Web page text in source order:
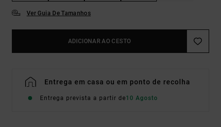
Ver Guia De Tamanhos
ADICIONAR AO CESTO
Entrega em casa ou em ponto de recolha
Entrega prevista a partir de10 Agosto